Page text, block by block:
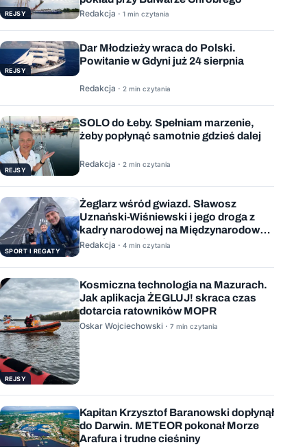
REJSY Redakcja · 1 min czytania
REJSY
Dar Młodzieży wraca do Polski.
Powitanie w Gdyni już 24 sierpnia
Redakcja · 2 min czytania
REJSY
SOLO do Łeby. Spełniam marzenie,
żeby popłynąć samotnie gdzieś dalej
Redakcja · 2 min czytania
SPORT I REGATY
Żeglarz wśród gwiazd. Sławosz
Uznański-Wiśniewski i jego droga z
kadry narodowej na Międzynarodową
Stację Kosmiczną
Redakcja · 4 min czytania
REJSY
Kosmiczna technologia na Mazurach.
Jak aplikacja ŻEGLUJ! skraca czas
dotarcia ratowników MOPR
Oskar Wojciechowski · 7 min czytania
Kapitan Krzysztof Baranowski dopłynął
do Darwin. METEOR pokonał Morze
Arafura i trudne cieśniny